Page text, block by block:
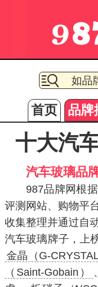
首页 品牌
十大汽
汽车玻璃品
987品牌网根
评测网站、购物平
收集整理并通过自
汽车玻璃牌子，上
金晶（G-CRYSTAL
（Saint-Gobain）